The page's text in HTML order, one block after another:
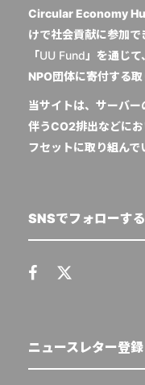
Circular Economy
けで社会貢献に参加
「UU Fund 」を通じ
NPO団体に寄付する取
当サイトは、サーバ
伴うCO2排出などに
フセットに取り組んで
SNSでフォローする
ニュースレター登録